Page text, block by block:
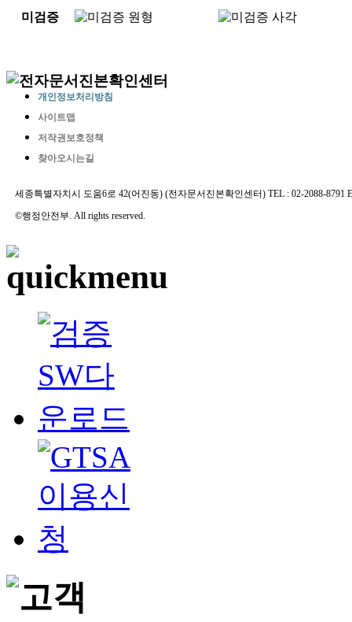
미검증
개인정보처리방침
사이트맵
저작권보호정책
찾아오시는길
세종특별자치시 도움6로 42(어진동) (전자문서진본확인센터) TEL : 02-2088-8791
©행정안전부. All rights reserved.